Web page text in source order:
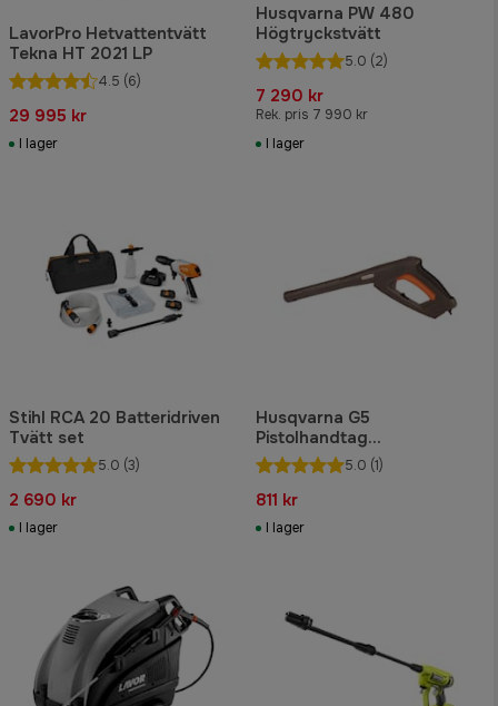
LavorPro Hetvattentvätt
Tekna HT 2021 LP
4.5 (6)
29 995 kr
I lager
Husqvarna PW 480
Högtryckstvätt
5.0 (2)
7 290 kr
Rek. pris 7 990 kr
I lager
Stihl RCA 20 Batteridriven
Tvätt set
5.0 (3)
2 690 kr
I lager
Husqvarna G5
Pistolhandtag
Högtryckstvätt
5.0 (1)
811 kr
I lager